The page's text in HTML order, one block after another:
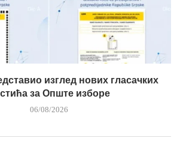
изглед нових гласачких
за Опште изборе
06/08/2026